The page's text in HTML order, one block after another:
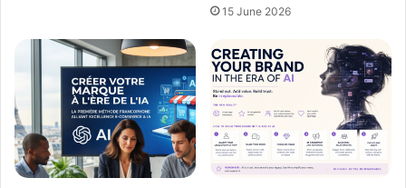
15 June 2026